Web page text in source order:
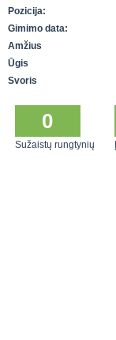
Pozicija:
Gimimo data:
Amžius
Ūgis
Svoris
0
Sužaistų rungtynių